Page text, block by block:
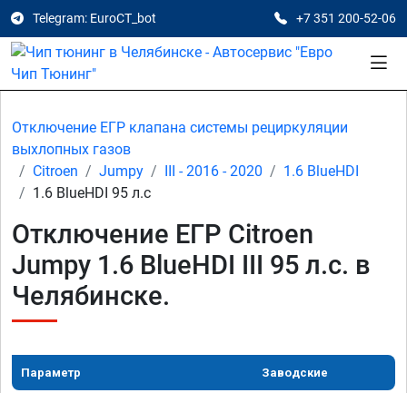
Telegram: EuroCT_bot +7 351 200-52-06
Отключение ЕГР клапана системы рециркуляции
выхлопных газов
Citroen
Jumpy III - 2016 - 2020
1.6 BlueHDI
1.6 BlueHDI 95 л.с
Отключение ЕГР Citroen
Jumpy 1.6 BlueHDI III 95 л.с. в
Челябинске.
Параметр Заводские